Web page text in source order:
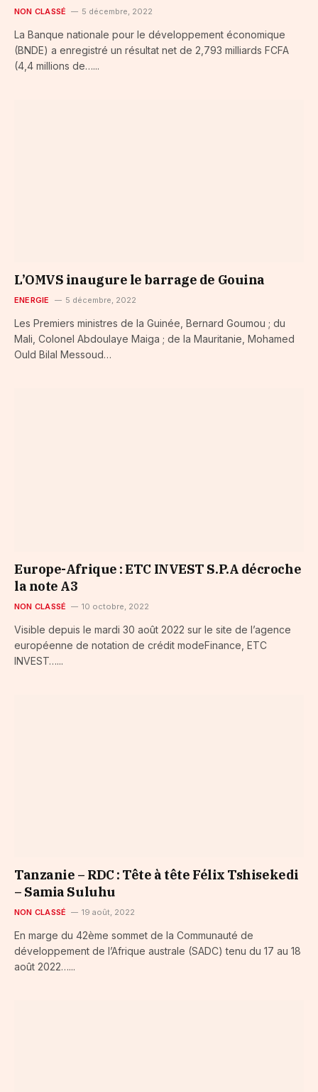
NON CLASSÉ 5 décembre, 2022
La Banque nationale pour le développement économique
(BNDE) a enregistré un résultat net de 2,793 milliards FCFA
(4,4 millions de…...
L’OMVS inaugure le barrage de Gouina
ENERGIE 5 décembre, 2022
Les Premiers ministres de la Guinée, Bernard Goumou ; du
Mali, Colonel Abdoulaye Maiga ; de la Mauritanie, Mohamed
Ould Bilal Messoud…
Europe-Afrique : ETC INVEST S.P.A décroche
la note A3
NON CLASSÉ 10 octobre, 2022
Visible depuis le mardi 30 août 2022 sur le site de l’agence
européenne de notation de crédit modeFinance, ETC
INVEST…...
Tanzanie – RDC : Tête à tête Félix Tshisekedi
– Samia Suluhu
NON CLASSÉ 19 août, 2022
En marge du 42ème sommet de la Communauté de
développement de l’Afrique australe (SADC) tenu du 17 au 18
août 2022…...